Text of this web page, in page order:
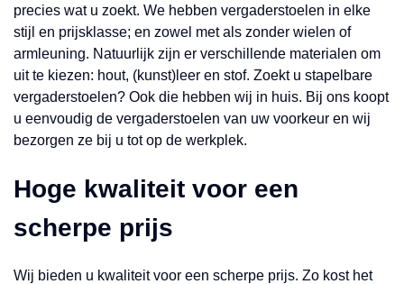
precies wat u zoekt. We hebben vergaderstoelen in elke
stijl en prijsklasse; en zowel met als zonder wielen of
armleuning. Natuurlijk zijn er verschillende materialen om
uit te kiezen: hout, (kunst)leer en stof. Zoekt u stapelbare
vergaderstoelen? Ook die hebben wij in huis. Bij ons koopt
u eenvoudig de vergaderstoelen van uw voorkeur en wij
bezorgen ze bij u tot op de werkplek.
Hoge kwaliteit voor een
scherpe prijs
Wij bieden u kwaliteit voor een scherpe prijs. Zo kost het